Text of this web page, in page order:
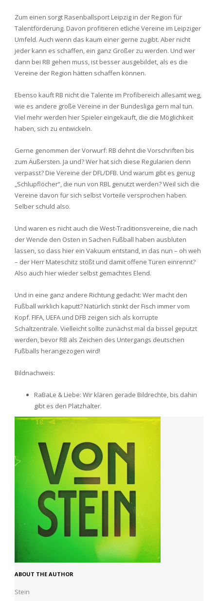
Zum einen sorgt Rasenballsport Leipzig in der Region für
Talentförderung. Davon profitieren etliche Vereine im Leipziger
Umfeld. Auch wenn das kaum einer gerne zugibt. Aber nicht
jeder kann es schaffen, ein ganz Großer zu werden. Und wer
dann bei RB gehen muss, ist besser ausgebildet, als es die
Vereine der Region hätten schaffen können.
Ebenso kauft RB nicht die Talente im Profibereich allesamt weg,
wie es andere große Vereine in der Bundesliga gern mal tun.
Viel mehr werden hier Spieler eingekauft, die die Möglichkeit
haben, sich zu entwickeln.
Gerne genommen der Vorwurf: RB dehnt die Vorschriften bis
zum Äußersten. Ja und? Wer hat sich diese Regularien denn
verpasst? Die Vereine der DFL/DFB. Und warum gibt es genug
„Schlupflöcher“, die nun von RBL genutzt werden? Weil sich die
Vereine davon für sich selbst Vorteile versprochen haben.
Selber schuld also.
Und waren es nicht auch die West-Traditionsvereine, die nach
der Wende den Osten in Sachen Fußball haben ausbluten
lassen, so dass hier ein Vakuum entstand, in das nun – oh weh
– der Herr Mateschitz stößt und damit offene Türen einrennt?
Also auch hier wieder selbst gemachtes Elend.
Und in eine ganz andere Richtung gedacht: Wer macht den
Fußball wirklich kaputt? Natürlich stinkt der Fisch immer vom
Kopf. FIFA, UEFA und DFB zeigen sich als korrupte
Schaltzentrale. Vielleicht sollte zunächst mal da bissel geputzt
werden, bevor RB als Zeichen des Untergangs deutschen
Fußballs herangezogen wird!
Bildnachweis:
RaBaLe & Liebe: Wir klären gerade Bildrechte, bis dahin
gibt es den Platzhalter.
ABOUT THE AUTHOR
Stein